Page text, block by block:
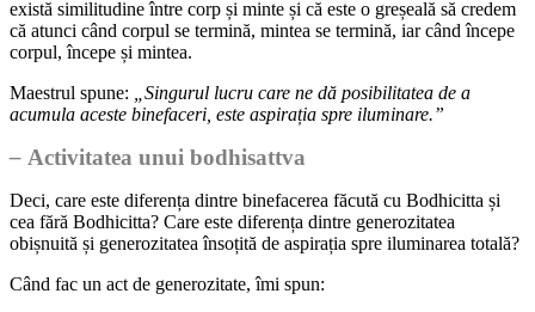
există similitudine între corp și minte și că este o greșeală să credem
că atunci când corpul se termină, mintea se termină, iar când începe
corpul, începe și mintea.
Maestrul spune:
„Singurul lucru care ne dă posibilitatea de a
acumula aceste binefaceri, este aspirația spre iluminare.”
– Activitatea unui bodhisattva
Deci, care este diferența dintre binefacerea făcută cu Bodhicitta și
cea fără Bodhicitta? Care este diferența dintre generozitatea
obișnuită și generozitatea însoțită de aspirația spre iluminarea totală?
Când fac un act de generozitate, îmi spun: